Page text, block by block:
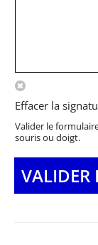
Effacer la
Valider le
souris ou doigt.
VALIDER